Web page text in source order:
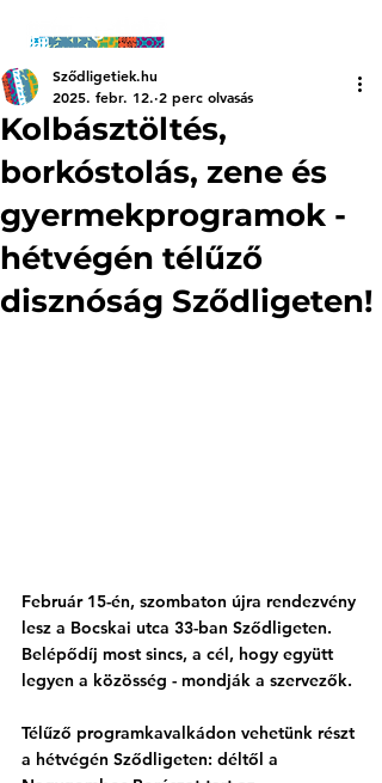
Kolbásztöltés,
borkóstolás, zene és
gyermekprogramok -
hétvégén télűző
disznóság Sződligeten!
Sződligetiek.hu
2025. febr. 12. 2 perc olvasás
Február 15-én, szombaton újra rendezvény
lesz a Bocskai utca 33-ban Sződligeten.
Belépődíj most sincs, a cél, hogy együtt
legyen a közösség - mondják a szervezők.
Télűző programkavalkádon vehetünk részt
a hétvégén Sződligeten: déltől a